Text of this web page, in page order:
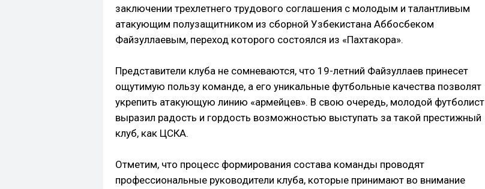
заключении трехлетнего трудового соглашения с молодым и талантливым
атакующим полузащитником из сборной Узбекистана Аббосбеком
Файзуллаевым, переход которого состоялся из «Пахтакора».
Представители клуба не сомневаются, что 19-летний Файзуллаев принесет
ощутимую пользу команде, а его уникальные футбольные качества позволят
укрепить атакующую линию «армейцев». В свою очередь, молодой футболист
выразил радость и гордость возможностью выступать за такой престижный
клуб, как ЦСКА.
Отметим, что процесс формирования состава команды проводят
профессиональные руководители клуба, которые принимают во внимание